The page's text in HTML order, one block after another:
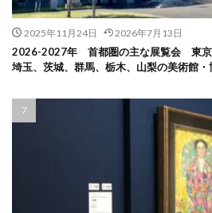
2025年11月24日 2026年7月13日
2026-2027年 首都圏の主な展覧会 東京
埼玉、茨城、群馬、栃木、山梨の美術館・